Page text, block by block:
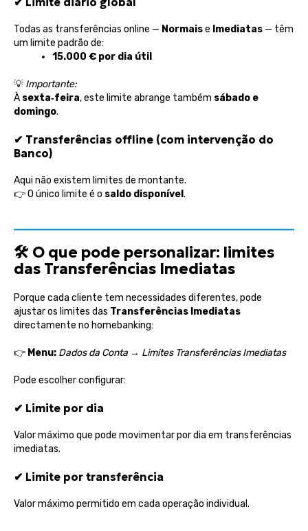
Todas as transferências online — Normaise Imediatas — têm
um limite padrão de:
15.000 € por dia útil
💡 Importante:
À sexta‑feira, este limite abrange também sábado e
domingo.
✔ Transferências offline (com intervenção do
Banco)
Aqui não existem limites de montante.
👉O único limite é o saldo disponível .
🛠️ O que pode personalizar: limites
das Transferências Imediatas
Porque cada cliente tem necessidades diferentes, pode
ajustar os limites das Transferências Imediatas
directamente no homebanking:
👉 Menu: Dados da Conta → Limites Transferências Imediatas
Pode escolher configurar:
✔ Limite por dia
Valor máximo que pode movimentar por dia em transferências
imediatas.
✔ Limite por transferência
Valor máximo permitido em cada operação individual.